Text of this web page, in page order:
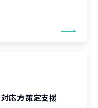
応方策定支援